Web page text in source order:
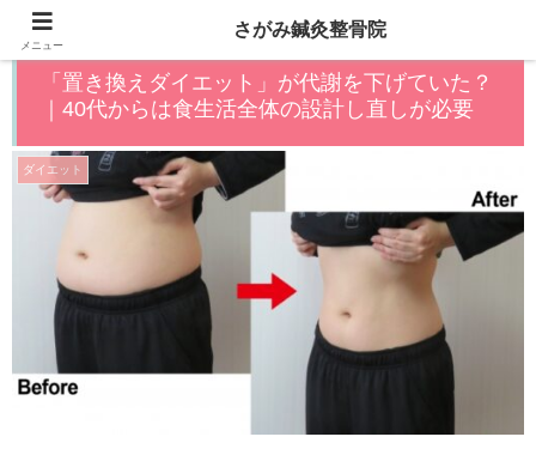
「置き換えダイエット」が代謝を下げていた？
｜40代からは食生活全体の設計し直しが必要
ダイエット
メニュー
さがみ鍼灸整骨院